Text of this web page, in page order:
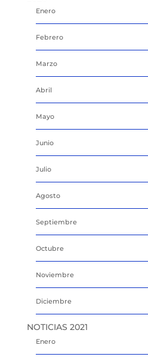
Enero
Febrero
Marzo
Abril
Mayo
Junio
Julio
Agosto
Septiembre
Octubre
Noviembre
Diciembre
NOTICIAS 2021
Enero